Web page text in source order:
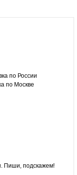
по России
по Москве
Пиши, подскажем!